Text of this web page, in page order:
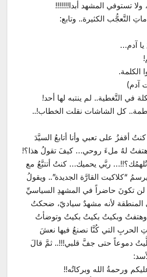
تستوفي المشهد أبدا!!!!!!!
التَّعجُّب الكثيرة.. وتابع:
آدم…
الكلمة.
آدم)
في التَّغطية.. لم ينتبه لها أحد!
كل الشاشات نقلت الخطاب!..
كنتُ أقفزُ على تعبي وأنا أتابعُ السيَّدَ
هتفتُ لهُ ملءَ روحي… كيفَ تقولُ هذا؟!
ربَّي يحميك… كنتُ أتتبَّعُ مع
“كلاكيت القارَّة الجديدة”.. ويقولُ
لن تكونَ حاضراً في المشهدِ السياسيِّ
المنطقة لأنه مشهدٌ سياديّ، ضحكتُ
وبكيتُ بكيتُ بكيتُ وتوضأتُ
الحربِ التي كُنَّا نصنعُ فيها نعشَ
دموعاً حتى جفَّ قلبي!!!.. ثمَّ قالَ
ورحمةُ الله وبركاتُه!!